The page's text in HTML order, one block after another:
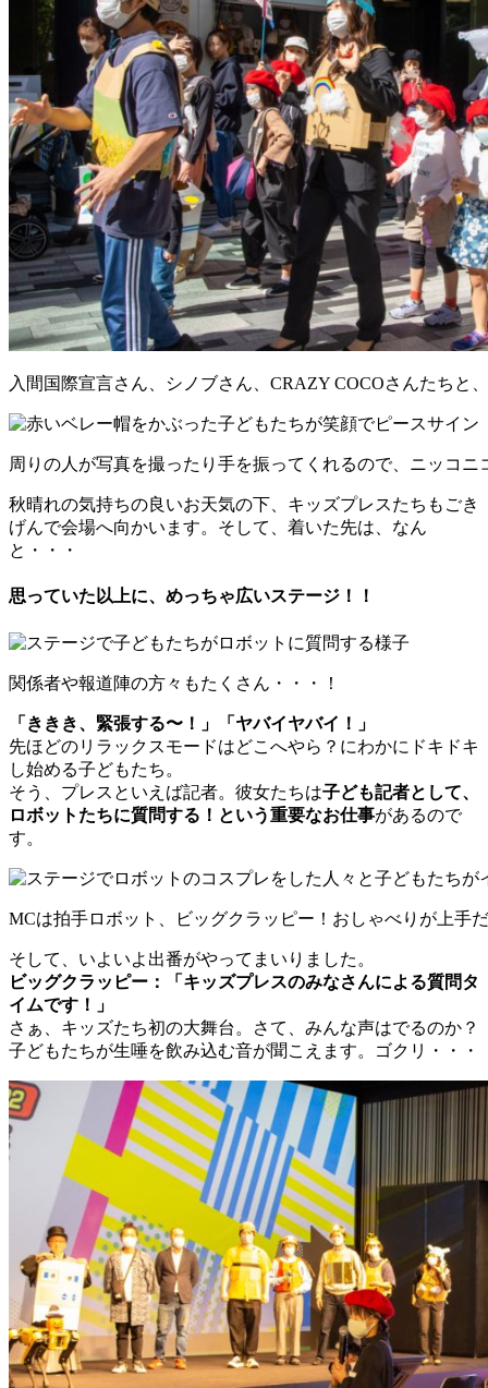
入間国際宣言さん、シノブさん、CRAZY COCOさんたちと
周りの人が写真を撮ったり手を振ってくれるので、ニッコニ
秋晴れの気持ちの良いお天気の下、キッズプレスたちもごき
げんで会場へ向かいます。そして、着いた先は、なん
と・・・
思っていた以上に、めっちゃ広いステージ！！
関係者や報道陣の方々もたくさん・・・！
「ききき、緊張する〜！」「ヤバイヤバイ！」
先ほどのリラックスモードはどこへやら？にわかにドキドキ
し始める子どもたち。
そう、プレスといえば記者。彼女たちは子ども記者として、
ロボットたちに質問する！という重要なお仕事があるので
す。
MCは拍手ロボット、ビッグクラッピー！おしゃべりが上手
そして、いよいよ出番がやってまいりました。
ビッグクラッピー：「キッズプレスのみなさんによる質問タ
イムです！」
さぁ、キッズたち初の大舞台。さて、みんな声はでるのか？
子どもたちが生唾を飲み込む音が聞こえます。ゴクリ・・・